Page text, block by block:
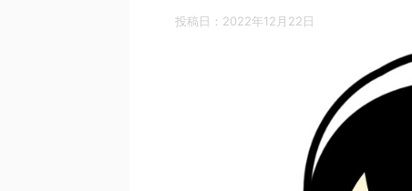
投稿日： 2022年12月22日